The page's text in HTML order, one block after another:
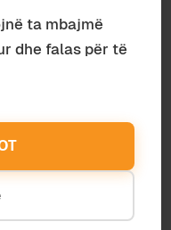
dhe studiuesi i
anëtar i
e revistës
ta mbajmë
dhe falas për të